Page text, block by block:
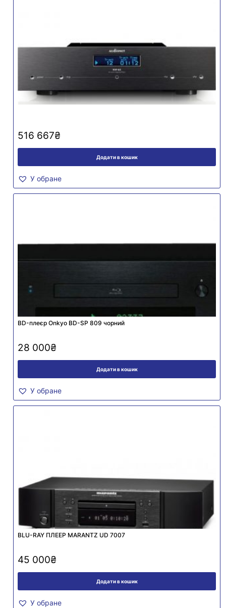
516 667₴
Додати в кошик
У обране
BD-плеєр Onkyo BD-SP 809 чорний
28 000₴
Додати в кошик
У обране
BLU-RAY ПЛЕЕР MARANTZ UD 7007
45 000₴
Додати в кошик
У обране